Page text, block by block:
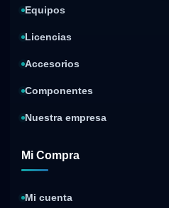
Equipos
Licencias
Accesorios
Componentes
Nuestra empresa
Mi Compra
Mi cuenta